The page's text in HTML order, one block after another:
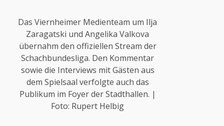
Das Viernheimer Medienteam um Ilja
Zaragatski und Angelika Valkova
übernahm den offiziellen Stream der
Schachbundesliga. Den Kommentar
sowie die Interviews mit Gästen aus
dem Spielsaal verfolgte auch das
Publikum im Foyer der Stadthallen. |
Foto: Rupert Helbig